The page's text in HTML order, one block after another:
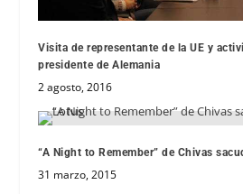
Visita de representante de la UE y
presidente de Alemania
2 agosto, 2016
“A Night to Remember” de Chivas
31 marzo, 2015